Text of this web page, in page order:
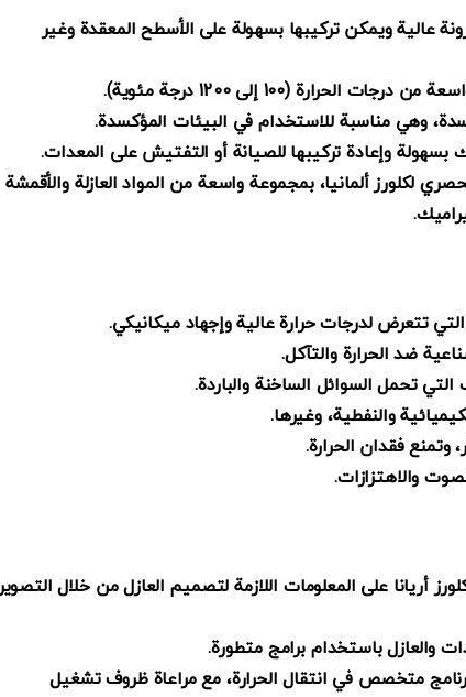
عالية ويمكن تركيبها بسهولة على الأسطح المعقدة وغير
(100 إلى 1200 درجة مئوية).
وهي مناسبة للاستخدام في البيئات المؤكسدة.
وإعادة تركيبها للصيانة أو التفتيش على المعدات.
لكلورز ألمانيا، بمجموعة واسعة من المواد العازلة والأقمشة
التي تتعرض لدرجات حرارة عالية وإجهاد ميكانيكي.
ضد الحرارة والتآكل.
تحمل السوائل الساخنة والباردة.
والنفطية، وغيرها.
وتمنع فقدان الحرارة.
والاهتزازات.
أريانا على المعلومات اللازمة لتصميم العازل من خلال التصوير
والعازل باستخدام برامج متطورة.
متخصص في انتقال الحرارة، مع مراعاة ظروف تشغيل